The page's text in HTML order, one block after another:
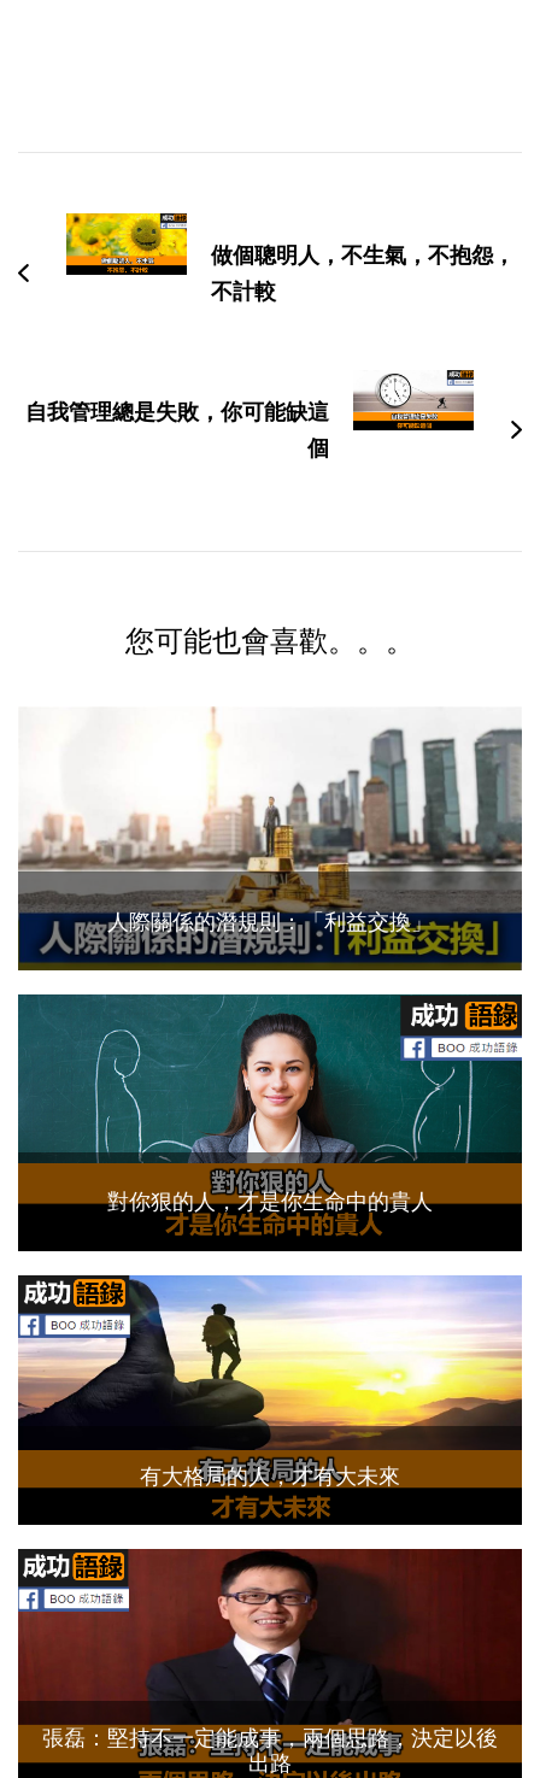
航
做個聰明人，不生氣，不抱怨，
不計較
自我管理總是失敗，你可能缺這
個
您可能也會喜歡。。。
人際關係的潛規則：「利益交換」
對你狠的人，才是你生命中的貴人
有大格局的人，才有大未來
張磊：堅持不一定能成事，兩個思路，決定以後
出路